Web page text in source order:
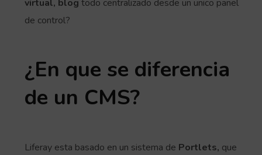
virtual, blog todo centralizado desde un unico panel
de control?
¿En que se diferencia
de un CMS?
Liferay esta basado en un sistema de Portlets, que